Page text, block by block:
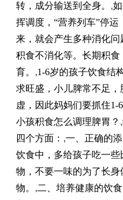
转，成分输送到全身。 ,
挥调度，“营养列车”停
来，就会产生多种消化
积食不消化等。长期积
育。 ,1-6岁的孩子饮食结
求旺盛，小儿脾常不足
虚，因此妈妈们要抓住1-
小孩积食怎么调理脾胃？ ,
四个方面： ,一、正确的
饮食中，多给孩子吃一
物，不要一味的为了长
物。 ,二、培养健康的饮